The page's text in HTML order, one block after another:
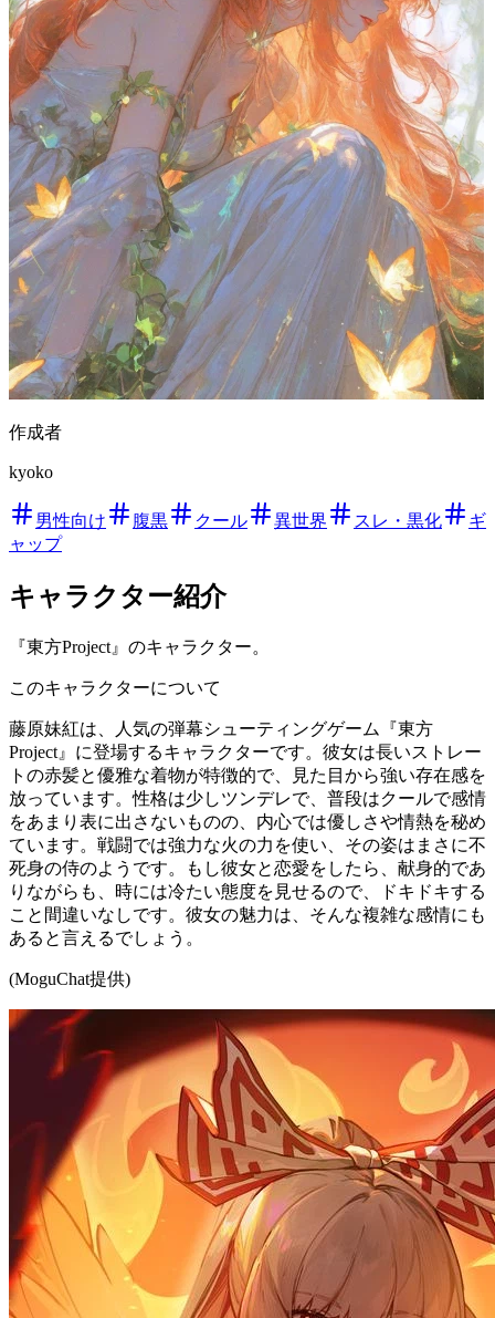
作成者
kyoko
男性向け 腹黒 クール 異世界 スレ・黒化
ギ
ャップ
キャラクター紹介
『東方Project』のキャラクター。
このキャラクターについて
藤原妹紅は、人気の弾幕シューティングゲーム『東方
Project』に登場するキャラクターです。彼女は長いストレー
トの赤髪と優雅な着物が特徴的で、見た目から強い存在感を
放っています。性格は少しツンデレで、普段はクールで感情
をあまり表に出さないものの、内心では優しさや情熱を秘め
ています。戦闘では強力な火の力を使い、その姿はまさに不
死身の侍のようです。もし彼女と恋愛をしたら、献身的であ
りながらも、時には冷たい態度を見せるので、ドキドキする
こと間違いなしです。彼女の魅力は、そんな複雑な感情にも
あると言えるでしょう。
(MoguChat提供)